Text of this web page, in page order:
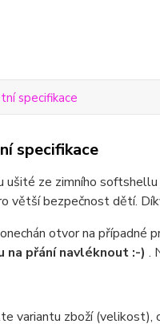
specifikace
specifikace
ušité ze zimního
větší bezpečnost dětí.
otvor na případné
na přání navléknout :-) .
variantu zboží (velikost),